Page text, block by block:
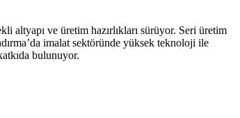
altyapı ve üretim hazırlıkları sürüyor. Seri üretim
imalat sektöründe yüksek teknoloji ile
bulunuyor.